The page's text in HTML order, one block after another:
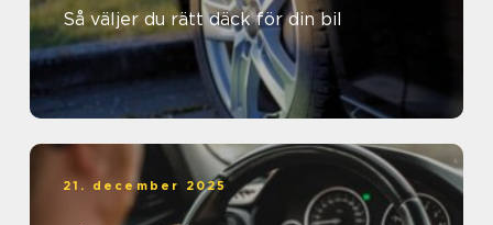
Så väljer du rätt däck för din bil
21. december 2025